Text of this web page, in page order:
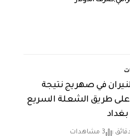
في صهريج نتيجة
على طريق الشعلة السريع
3 مشاهدات